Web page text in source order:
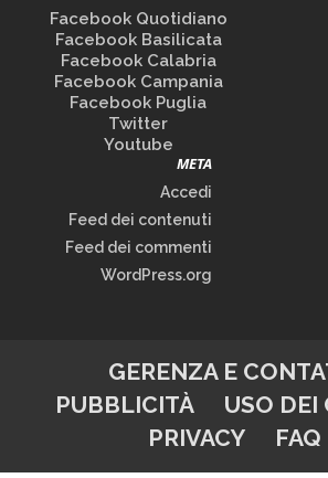
Facebook Quotidiano
Facebook Basilicata
Facebook Calabria
Facebook Campania
Facebook Puglia
Twitter
Youtube
META
Accedi
Feed dei contenuti
Feed dei commenti
WordPress.org
GERENZA E
PUBBLICITÀ
USO DEI
PRIVACY
FAQ